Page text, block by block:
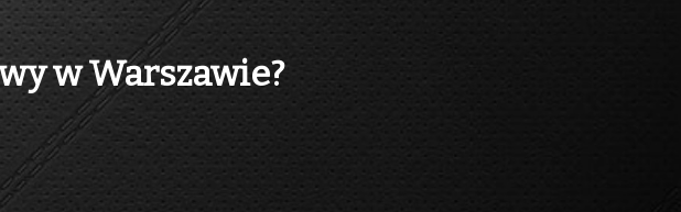
w Warszawie?